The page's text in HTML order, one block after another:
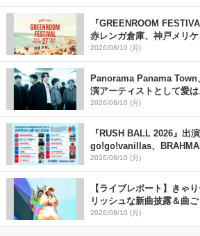
『GREENROOM
赤レンガ倉庫、神戸メリ
2026/08/10 (月)
Panorama Panama Town
演アーティストとして愛
スらを発表 「plus∈you」
2026/08/10 (月)
『RUSH BALL 2026』出
go!go!vanillas、
場、他出演アーティスト
2026/08/10 (月)
【ライブレポート】きゃ
リッシュな新曲披露＆曲
を盛り上げまくる！＜
2026/08/10 (月)